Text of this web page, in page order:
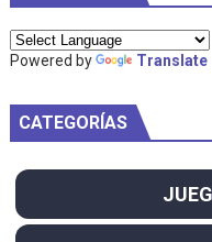
Powered by Translate
CATEGORÍAS